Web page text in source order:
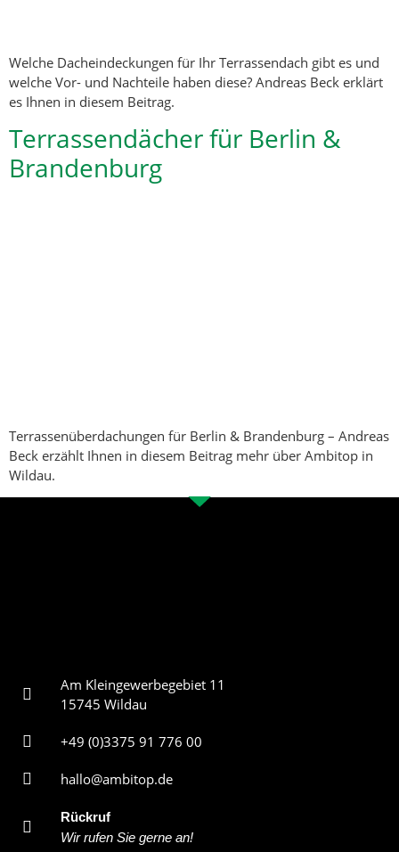
Welche Dacheindeckungen für Ihr Terrassendach gibt es und
welche Vor- und Nachteile haben diese? Andreas Beck erklärt
es Ihnen in diesem Beitrag.
Terrassendächer für Berlin &
Brandenburg
Terrassenüberdachungen für Berlin & Brandenburg – Andreas
Beck erzählt Ihnen in diesem Beitrag mehr über Ambitop in
Wildau.
Am Kleingewerbegebiet 11
15745 Wildau
+49 (0)3375 91 776 00
hallo@ambitop.de
Rückruf
Wir rufen Sie gerne an!